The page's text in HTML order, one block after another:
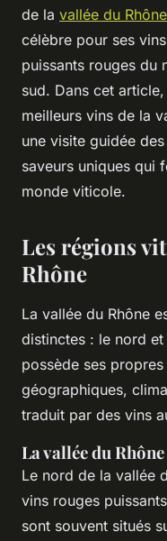
de la vallée du Rhône
célèbre pour ses
puissants rouges du
sud. Dans cet
meilleurs vins de la
une visite guidée
saveurs uniques qui
monde viticole.
Les régions
Rhône
La vallée du Rhône
distinctes : le nord
possède ses
géographiques,
traduit par des vins
La vallée du
Le nord de la vallée
vins rouges
sont souvent situés